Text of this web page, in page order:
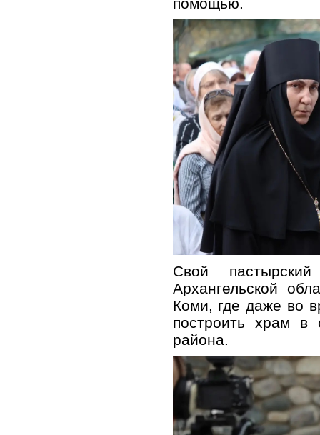
Свой
Архангельской
Коми, где даже во
построить храм в
района.